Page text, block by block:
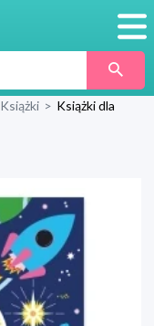
Książki > Książki dla